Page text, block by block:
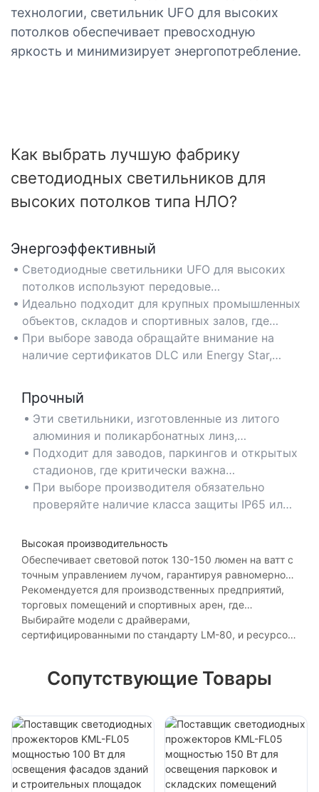
технологии, светильник UFO для высоких
потолков обеспечивает превосходную
яркость и минимизирует энергопотребление.
Как выбрать лучшую фабрику
светодиодных светильников для
высоких потолков типа НЛО?
Энергоэффективный
Светодиодные светильники UFO для высоких
потолков используют передовые
полупроводниковые технологии, потребляя до
50% меньше энергии, чем традиционные
металлогалогенные или люминесцентные лампы,
при этом сохраняя превосходную яркость.
Идеально подходит для крупных промышленных
объектов, складов и спортивных залов, где
требуется постоянное освещение, обеспечивая
долгосрочное снижение затрат на
При выборе завода обращайте внимание на
наличие сертификатов DLC или Energy Star,
стандартам энергоэффективности.
Прочный
Эти светильники, изготовленные из литого
алюминия и поликарбонатных линз,
выдерживают суровые условия
эксплуатации, вибрации и экстремальные
температуры (от -40°F до 140°F).
Подходит для заводов, паркингов и открытых
стадионов, где критически важна
устойчивость к пыли, влаге и ударам.
При выборе производителя обязательно
проверяйте наличие класса защиты IP65 или
6 мм для обеспечения оптимальной
долговечности.
Высокая производительность
Обеспечивает световой поток 130-150 люмен на ватт с
точным управлением лучом, гарантируя равномерное
освещение и минимальное ослепление для задач,
требующих высокой визуальной точности.
Рекомендуется для производственных предприятий,
торговых помещений и спортивных арен, где
необходимы интенсивное освещение и высокая
цветопередача (CRI>80).
Выбирайте модели с драйверами,
сертифицированными по стандарту LM-80, и ресурсом
Сопутствующие Товары